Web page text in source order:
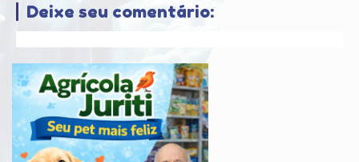
Deixe seu comentário: